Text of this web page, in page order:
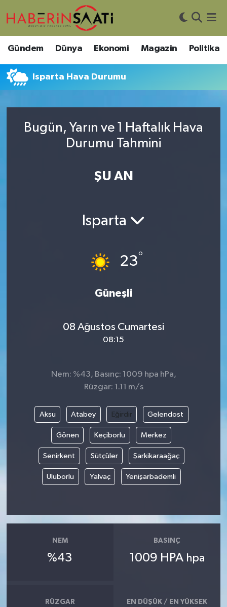
Gündem Dünya Ekonomi Magazin Politika
Isparta Hava Durumu
Bugün, Yarın ve 1 Haftalık Hava
Durumu Tahmini
ŞU AN
Isparta
23°
Güneşli
08 Ağustos Cumartesi
08:15
Nem: %43, Basınç: 1009 hpa hPa,
Rüzgar: 1.11 m/s
Aksu Atabey Eğirdir Gelendost
Gönen Keçiborlu Merkez
Senirkent Sütçüler Şarkikaraağaç
Uluborlu Yalvaç Yenişarbademli
NEM
%43
BASINÇ
1009 HPA hpa
RÜZGAR EN DÜŞÜK / EN YÜKSEK
Asayiş
Bilim ve Teknoloji
Çevre
Magazin
Politika
Siyaset
Spor
Yerel
Nöbetçi Eczaneler
Hava Durumu
Trafik Durumu
Tüm Manşetler